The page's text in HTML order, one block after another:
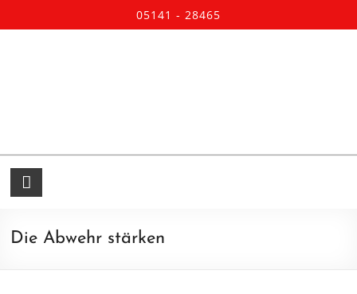
05141 - 28465
Die Abwehr stärken